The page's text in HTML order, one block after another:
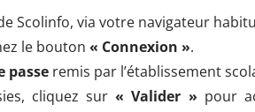
Scolinfo, via votre navigateur
le bouton« Connexion ».
passe remis par l’établissement
cliquez sur« Valider » pour